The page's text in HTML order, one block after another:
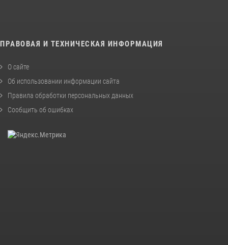
ПРАВОВАЯ И ТЕХНИЧЕСКАЯ ИНФОРМАЦИЯ
О сайте
Об использовании информации сайта
Правила обработки персональных данных
Сообщить об ошибках